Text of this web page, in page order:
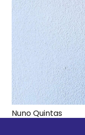
Nuno Quintas